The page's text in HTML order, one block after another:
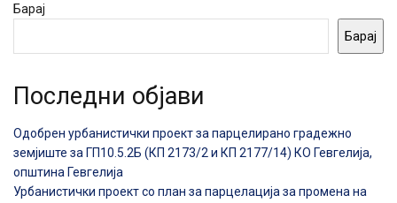
Барај
Барај
Последни објави
Одобрен урбанистички проект за парцелирано градежно
земјиште за ГП10.5.2Б (КП 2173/2 и КП 2177/14) КО Гевгелија,
општина Гевгелија
Урбанистички проект со план за парцелација за промена на